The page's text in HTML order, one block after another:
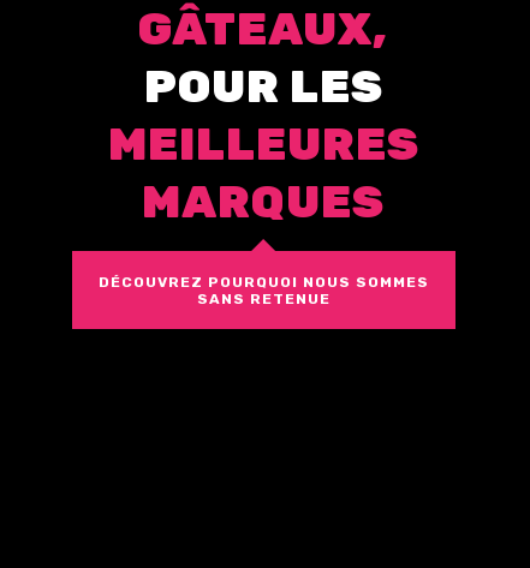
GÂTEAUX,
POUR LES
MEILLEURES
MARQUES
DÉCOUVREZ POURQUOI NOUS SOMMES
SANS RETENUE